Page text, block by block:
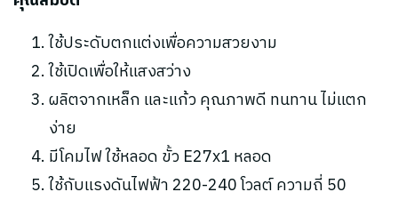
ใช้ประดับตกแต่งเพื่อความสวยงาม
ใช้เปิดเพื่อให้แสงสว่าง
ผลิตจากเหล็ก และแก้ว คุณภาพดี ทนทาน ไม่แตก
ง่าย
มีโคมไฟ ใช้หลอด ขั้ว E27x1 หลอด
ใช้กับแรงดันไฟฟ้า 220-240 โวลต์ ความถี่ 50